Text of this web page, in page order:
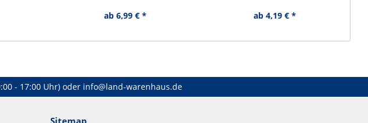
ab 6,99 € * ab 4,19 € *
- 17:00 Uhr) oder info@land-warenhaus.de
Sitemap